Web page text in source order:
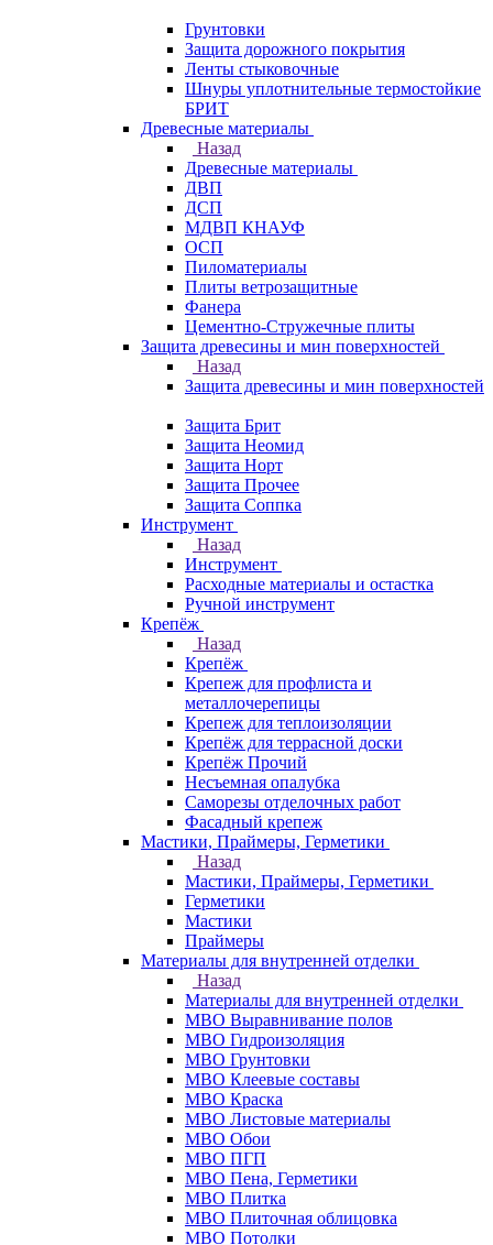
Грунтовки
Защита дорожного покрытия
Ленты стыковочные
Шнуры уплотнительные термостойкие
БРИТ
Древесные материалы
Назад
Древесные материалы
ДВП
ДСП
МДВП КНАУФ
ОСП
Пиломатериалы
Плиты ветрозащитные
Фанера
Цементно-Стружечные плиты
Защита древесины и мин поверхностей
Назад
Защита древесины и мин поверхностей
Защита Брит
Защита Неомид
Защита Норт
Защита Прочее
Защита Соппка
Инструмент
Назад
Инструмент
Расходные материалы и остастка
Ручной инструмент
Крепёж
Назад
Крепёж
Крепеж для профлиста и
металлочерепицы
Крепеж для теплоизоляции
Крепёж для террасной доски
Крепёж Прочий
Несъемная опалубка
Саморезы отделочных работ
Фасадный крепеж
Мастики, Праймеры, Герметики
Назад
Мастики, Праймеры, Герметики
Герметики
Мастики
Праймеры
Материалы для внутренней отделки
Назад
Материалы для внутренней отделки
МВО Выравнивание полов
МВО Гидроизоляция
МВО Грунтовки
МВО Клеевые составы
МВО Краска
МВО Листовые материалы
МВО Обои
МВО ПГП
МВО Пена, Герметики
МВО Плитка
МВО Плиточная облицовка
МВО Потолки